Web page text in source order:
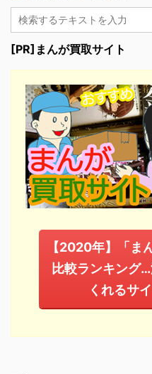
[PR]まんが買取サイト
【2020年】「ま
比較ランキング
くれるサ